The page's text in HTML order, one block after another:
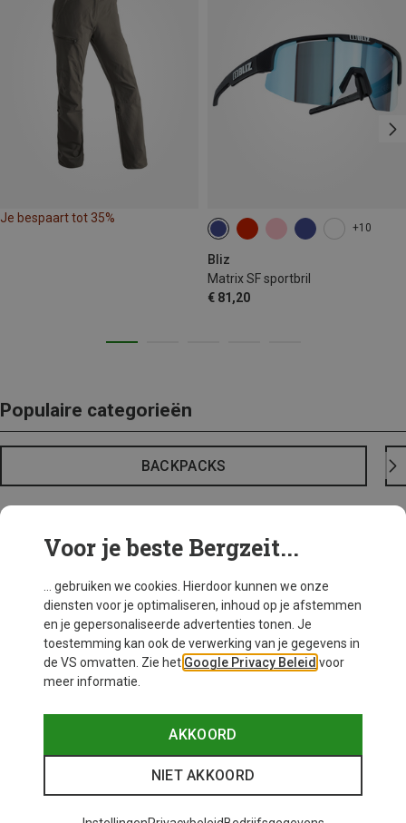
Je bespaart tot 35%
+10
Bliz
Matrix SF sportbril
€ 81,20
Populaire categorieën
BACKPACKS
Voor je beste Bergzeit...
... gebruiken we cookies. Hierdoor kunnen we onze
diensten voor je optimaliseren, inhoud op je afstemmen
en je gepersonaliseerde advertenties tonen. Je
toestemming kan ook de verwerking van je gegevens in
de VS omvatten. Zie het Google Privacy Beleid voor
meer informatie.
AKKOORD
NIET AKKOORD